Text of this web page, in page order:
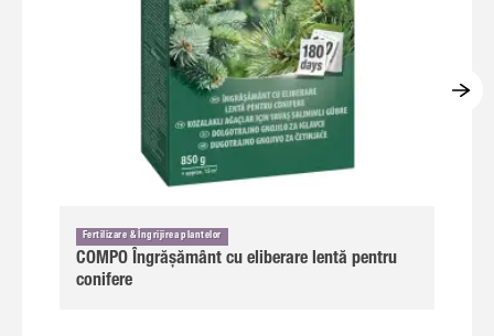
Fertilizare & Îngrijirea plantelor
COMPO Îngrășământ cu eliberare lentă pentru
conifere